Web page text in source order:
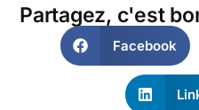
Partagez, c'est
Facebook